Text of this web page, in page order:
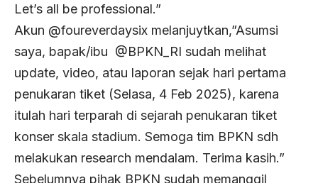
Let’s all be professional.”
Akun @foureverdaysix melanjuytkan,”Asumsi
saya, bapak/ibu @BPKN_RI sudah melihat
update, video, atau laporan sejak hari pertama
penukaran tiket (Selasa, 4 Feb 2025), karena
itulah hari terparah di sejarah penukaran tiket
konser skala stadium. Semoga tim BPKN sdh
melakukan research mendalam. Terima kasih.”
Sebelumnya pihak BPKN sudah memanggil